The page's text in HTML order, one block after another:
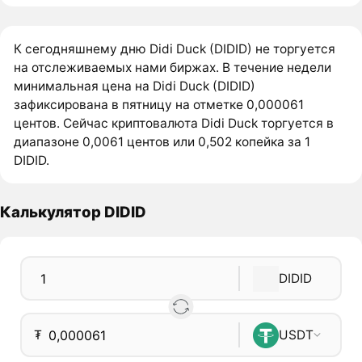
К сегодняшнему дню Didi Duck (DIDID) не торгуется
на отслеживаемых нами биржах. В течение недели
минимальная цена на Didi Duck (DIDID)
зафиксирована в пятницу на отметке 0,000061
центов. Сейчас криптовалюта Didi Duck торгуется в
диапазоне 0,0061 центов или 0,502 копейка за 1
DIDID.
Калькулятор DIDID
DIDID
₮ USDT